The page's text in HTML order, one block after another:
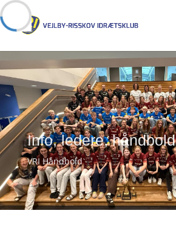
Info, ledere, håndbold
VRI Håndbold